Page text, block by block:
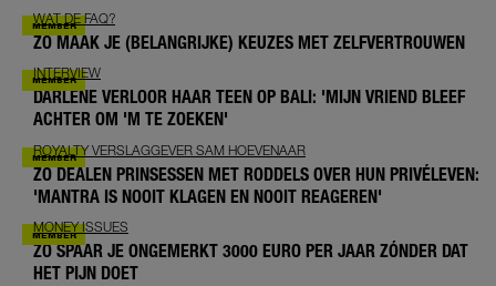
WAT DE FAQ?
ZO MAAK JE (BELANGRIJKE) KEUZES MET ZELFVERTROUWEN
INTERVIEW
DARLENE VERLOOR HAAR TEEN OP BALI: 'MIJN VRIEND BLEEF
ACHTER OM 'M TE ZOEKEN'
ROYALTY VERSLAGGEVER SAM HOEVENAAR
ZO DEALEN PRINSESSEN MET RODDELS OVER HUN PRIVÉLEVEN:
'MANTRA IS NOOIT KLAGEN EN NOOIT REAGEREN'
MONEY ISSUES
ZO SPAAR JE ONGEMERKT 3000 EURO PER JAAR ZÓNDER DAT
HET PIJN DOET